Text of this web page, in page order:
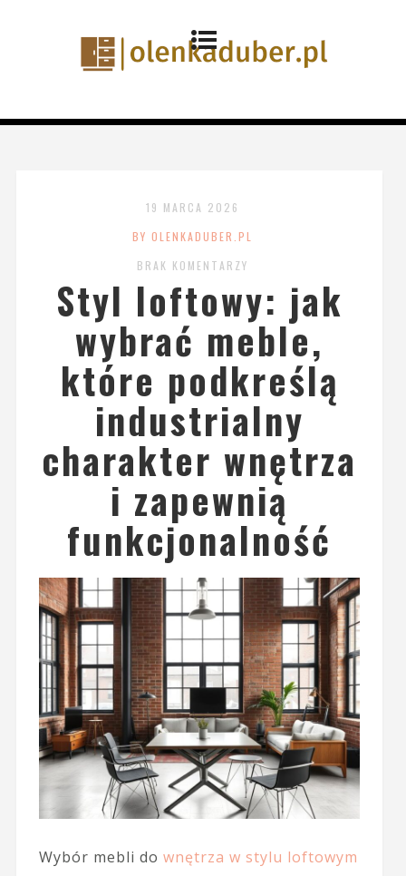
19 MARCA 2026
BY OLENKADUBER.PL
BRAK KOMENTARZY
Styl loftowy: jak
wybrać meble,
które podkreślą
industrialny
charakter wnętrza
i zapewnią
funkcjonalność
Wybór mebli do wnętrza w stylu loftowym